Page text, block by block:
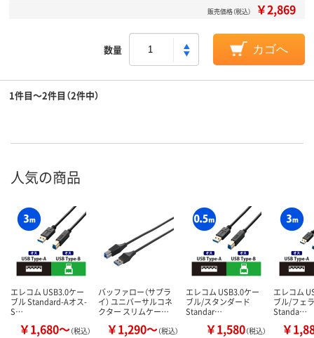
販売価格（税込） ￥2,869
数量 カゴへ
1件目～2件目（2件中）
人気の商品
エレコム USB3.0ケー
ブル Standard-Aオス-
S…
￥1,680～（税込）
バッファロー（サプラ
イ） ユニバーサルコネ
クター スリムケー…
￥1,290～（税込）
エレコム USB3.0ケー
ブル/スタンダード
Standar…
￥1,580（税込）
エレコム
ブル/フェ
Standa…
￥